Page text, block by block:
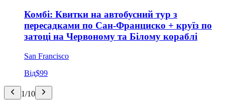
Комбі: Квитки на автобусний тур з
пересадками по Сан-Франциско + круїз по
затоці на Червоному та Білому кораблі
San Francisco
Від$99
1/10